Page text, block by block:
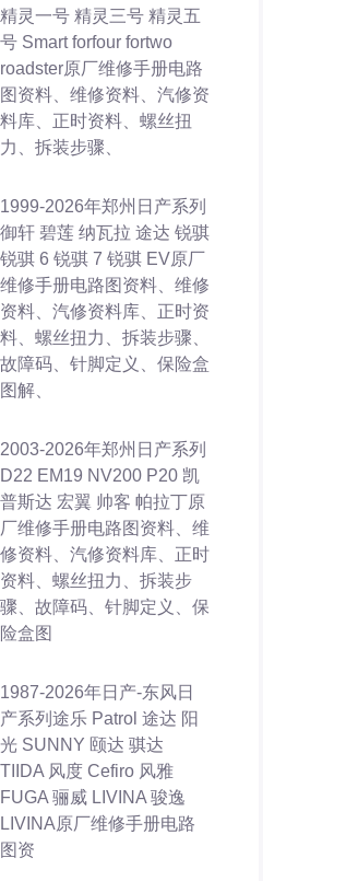
精灵一号 精灵三号 精灵五
号 Smart forfour fortwo
roadster原厂维修手册电路
图资料、维修资料、汽修资
料库、正时资料、螺丝扭
力、拆装步骤、
1999-2026年郑州日产系列
御轩 碧莲 纳瓦拉 途达 锐骐
锐骐 6 锐骐 7 锐骐 EV原厂
维修手册电路图资料、维修
资料、汽修资料库、正时资
料、螺丝扭力、拆装步骤、
故障码、针脚定义、保险盒
图解、
2003-2026年郑州日产系列
D22 EM19 NV200 P20 凯
普斯达 宏翼 帅客 帕拉丁原
厂维修手册电路图资料、维
修资料、汽修资料库、正时
资料、螺丝扭力、拆装步
骤、故障码、针脚定义、保
险盒图
1987-2026年日产-东风日
产系列途乐 Patrol 途达 阳
光 SUNNY 颐达 骐达
TIIDA 风度 Cefiro 风雅
FUGA 骊威 LIVINA 骏逸
LIVINA原厂维修手册电路
图资